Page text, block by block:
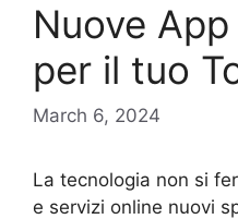
Nuove
per il tuo
March 6, 2024
La tecnologia non si
e servizi online nuovi